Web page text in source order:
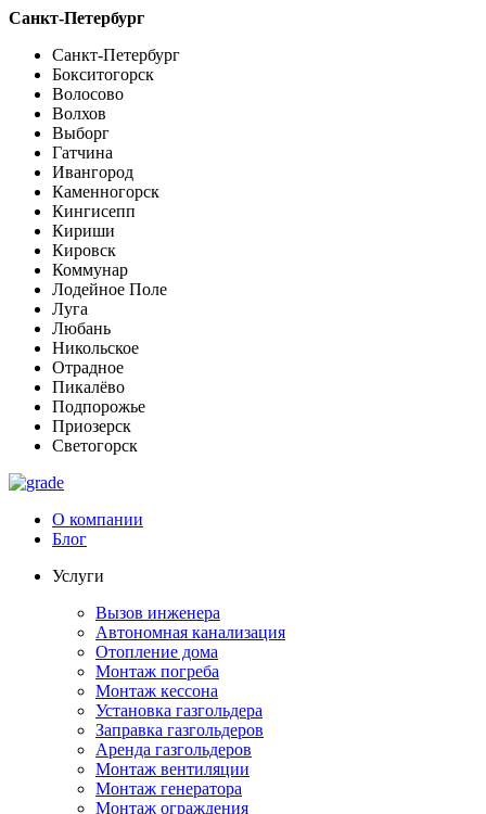
Санкт-Петербург
Санкт-Петербург
Бокситогорск
Волосово
Волхов
Выборг
Гатчина
Ивангород
Каменногорск
Кингисепп
Кириши
Кировск
Коммунар
Лодейное Поле
Луга
Любань
Никольское
Отрадное
Пикалёво
Подпорожье
Приозерск
Светогорск
О компании
Блог
Услуги
Вызов инженера
Автономная канализация
Отопление дома
Монтаж погреба
Монтаж кессона
Установка газгольдера
Заправка газгольдеров
Аренда газгольдеров
Монтаж вентиляции
Монтаж генератора
Монтаж ограждения